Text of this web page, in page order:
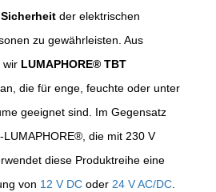
Sicherheitder elektrischen
zu gewährleisten. Aus
wir LUMAPHORE® TBT
die für enge, feuchte oder unter
geeignet sind. Im Gegensatz
die mit 230 V
diese Produktreihe eine
von 12 V DCoder 24 V AC/DC.